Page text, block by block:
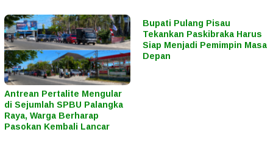
Antrean Pertalite Mengular
di Sejumlah SPBU Palangka
Raya, Warga Berharap
Pasokan Kembali Lancar
Bupati Pulang Pisau
Tekankan Paskibraka Harus
Siap Menjadi Pemimpin Masa
Depan